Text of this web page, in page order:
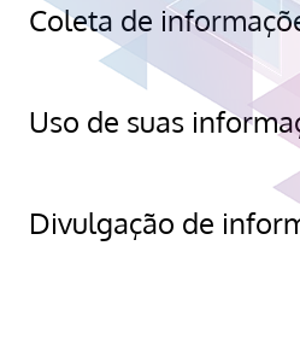
Coleta de
Uso de suas
Divulgação de